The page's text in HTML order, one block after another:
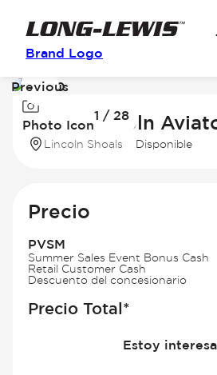
Brand Logo
Image
of
Photo Icon
1 / 28
Previous
2026 Lincoln
Lincoln Shoals Disponible
Precio
PVSM
Summer Sales Event Bonus Cash
Retail Customer Cash
Descuento del concesionario
Precio Total*
Estoy